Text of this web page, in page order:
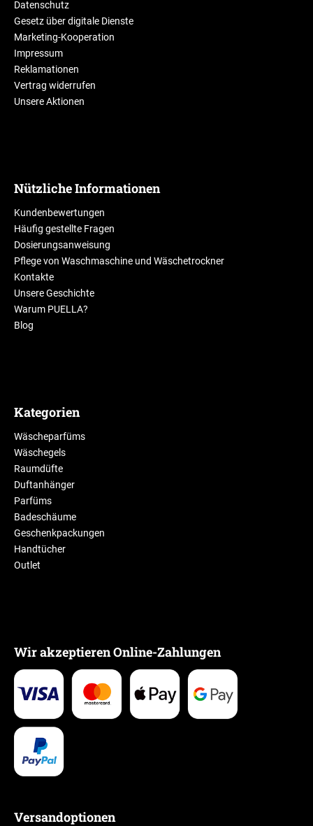
Datenschutz
Gesetz über digitale Dienste
Marketing-Kooperation
Impressum
Reklamationen
Vertrag widerrufen
Unsere Aktionen
Nützliche Informationen
Kundenbewertungen
Häufig gestellte Fragen
Dosierungsanweisung
Pflege von Waschmaschine und Wäschetrockner
Kontakte
Unsere Geschichte
Warum PUELLA?
Blog
Kategorien
Wäscheparfüms
Wäschegels
Raumdüfte
Duftanhänger
Parfüms
Badeschäume
Geschenkpackungen
Handtücher
Outlet
Wir akzeptieren Online-Zahlungen
Versandoptionen